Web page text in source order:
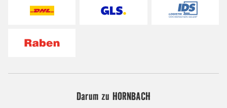
Darum zu HORNBACH